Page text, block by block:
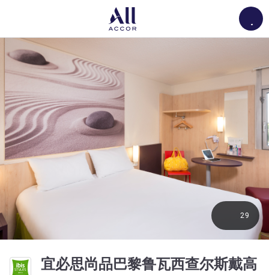
宜必思尚品巴黎鲁瓦西查尔斯戴高
29